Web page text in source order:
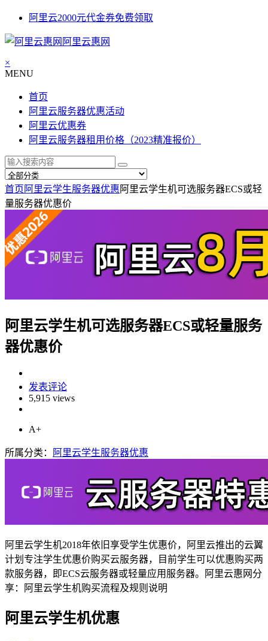
阿里云2000元代金券免费领取
阿里云惠网
×
MENU
首页
阿里云服务器优惠活动
阿里云优惠券
阿里云服务器租用价格（2023精准报价）
首页 阿里云学生服务器优惠 阿里云学生机可选服务器ECS或轻
量服务器优惠价
阿里云学生机可选服务器ECS或轻量服务
器优惠价
发表评论
5,915 views
A+
所属分类： 阿里云学生服务器优惠
阿里云学生机2018年依旧享受学生优惠价，阿里云推出的云翼
计划专注学生优惠价购买云服务器，目前学生可以优惠购买两
款服务器，即ECS云服务器或轻量应用服务器。阿里云惠网分
享：阿里云学生机购买流程及规则说明
阿里云学生机优惠